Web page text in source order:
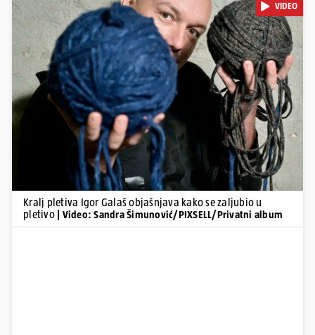
Pokretanje videa...
VIDEO
Kralj pletiva Igor Galaš objašnjava kako se zaljubio u
pletivo
| Video: Sandra Šimunović/PIXSELL/Privatni album